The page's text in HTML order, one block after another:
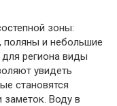
зоны:
поляны и небольшие
для региона виды
увидеть
становятся
Воду в